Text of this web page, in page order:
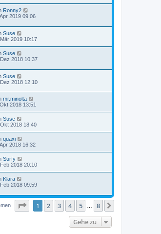
Ronny2
2019 09:06
Suse
2019 10:17
Suse
2018 10:37
Suse
2018 12:10
mr.minolta
2018 13:51
Suse
2018 18:40
quaxi
2018 16:32
Surfy
2018 20:10
Klara
2018 09:59
Seite von8
1 2 3 4 5 8
Gehe zu